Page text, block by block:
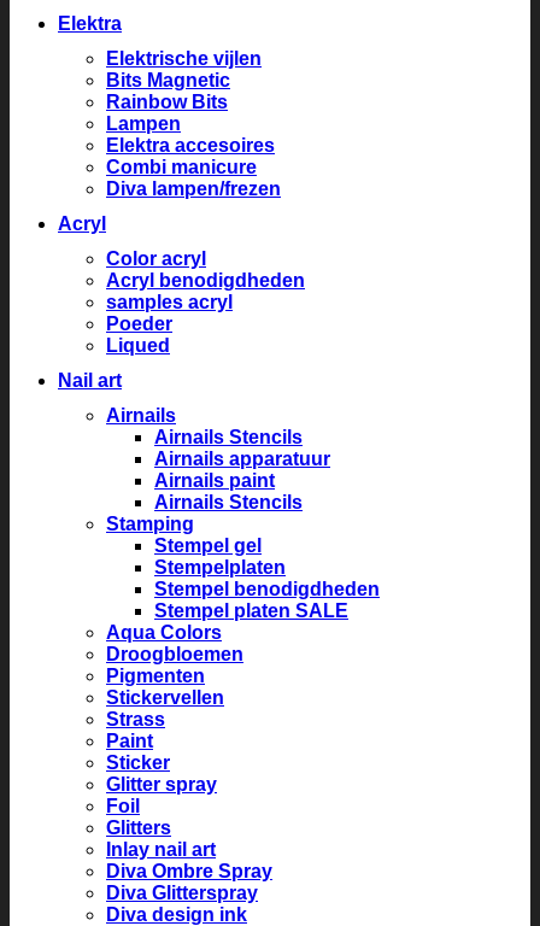
Elektra
Elektrische vijlen
Bits Magnetic
Rainbow Bits
Lampen
Elektra accesoires
Combi manicure
Diva lampen/frezen
Acryl
Color acryl
Acryl benodigdheden
samples acryl
Poeder
Liqued
Nail art
Airnails
Airnails Stencils
Airnails apparatuur
Airnails paint
Airnails Stencils
Stamping
Stempel gel
Stempelplaten
Stempel benodigdheden
Stempel platen SALE
Aqua Colors
Droogbloemen
Pigmenten
Stickervellen
Strass
Paint
Sticker
Glitter spray
Foil
Glitters
Inlay nail art
Diva Ombre Spray
Diva Glitterspray
Diva design ink